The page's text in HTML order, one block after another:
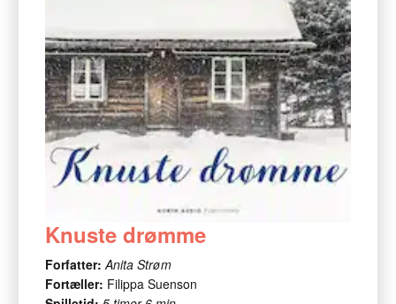
Knuste drømme
Forfatter: Anita Strøm
Fortæller: Filippa Suenson